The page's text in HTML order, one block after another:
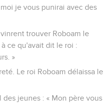
je vous punirai avec des
trouver Roboam le
ce qu'avait dit le roi :
»
Le roi Roboam délaissa le
jeunes : « Mon père vous